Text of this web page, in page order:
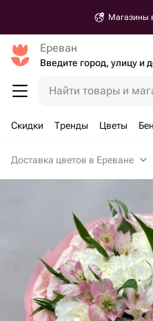
Магазины
Ереван
Найти товары и
Скидки Тренды Цветы
Доставка цветов в Ереване